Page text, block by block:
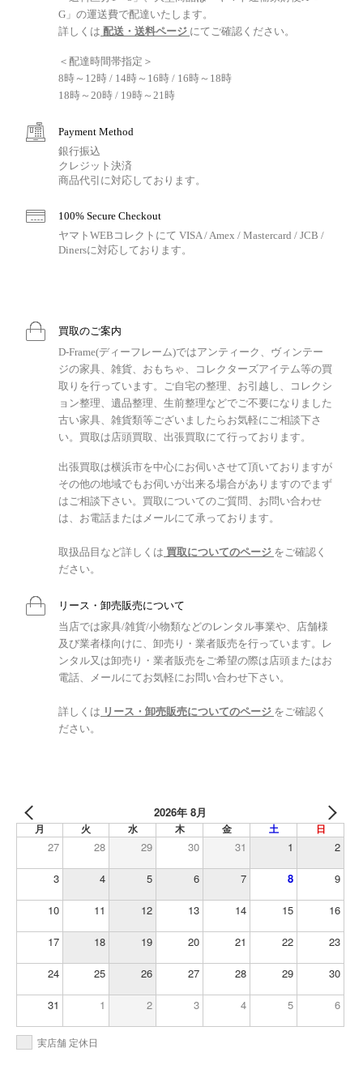
G」の運送費で配達いたします。
詳しくは 配送・送料ページ にてご確認ください。
＜配達時間帯指定＞
8時～12時 / 14時～16時 / 16時～18時
18時～20時 / 19時～21時
Payment Method
銀行振込
クレジット決済
商品代引に対応しております。
100% Secure Checkout
ヤマトWEBコレクトにて VISA / Amex / Mastercard / JCB /
Dinersに対応しております。
買取のご案内
D-Frame(ディーフレーム)ではアンティーク、ヴィンテー
ジの家具、雑貨、おもちゃ、コレクターズアイテム等の買
取りを行っています。ご自宅の整理、お引越し、コレクシ
ョン整理、遺品整理、生前整理などでご不要になりました
古い家具、雑貨類等ございましたらお気軽にご相談下さ
い。買取は店頭買取、出張買取にて行っております。
出張買取は横浜市を中心にお伺いさせて頂いておりますが
その他の地域でもお伺いが出来る場合がありますのでまず
はご相談下さい。買取についてのご質問、お問い合わせ
は、お電話またはメールにて承っております。
取扱品目など詳しくは 買取についてのページ をご確認く
ださい。
リース・卸売販売について
当店では家具/雑貨/小物類などのレンタル事業や、店舗様
及び業者様向けに、卸売り・業者販売を行っています。レ
ンタル又は卸売り・業者販売をご希望の際は店頭またはお
電話、メールにてお気軽にお問い合わせ下さい。
詳しくは リース・卸売販売についてのページ をご確認く
ださい。
2026年 8月
月 火 水 木 金 土 日
27 28 29 30 31 1 2
3 4 5 6 7 8 9
10 11 12 13 14 15 16
17 18 19 20 21 22 23
24 25 26 27 28 29 30
31 1 2 3 4 5 6
実店舗 定休日